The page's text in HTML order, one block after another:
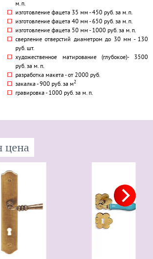
м.п.
изготовление фацета 35 мм - 450 руб. за м.п.
изготовление фацета 40 мм - 650 руб. за м.п.
изготовление фацета 50 мм - 1000 руб. за м.п.
сверление отверстий диаметром до 30 мм - 130
руб. шт.
художественное матирование (глубокое)- 3500
руб. за м. п.
разработка макета - от 2000 руб.
закалка - 900 руб. за м2
гравировка - 1000 руб. за м. п.
цена